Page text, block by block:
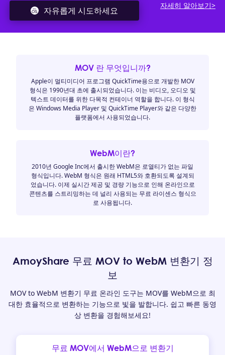
자유롭게 시도하세요
자세히 알아보기>
MOV 란 무엇입니까?
Apple이 멀티미디어 프로그램 QuickTime용으로 개발한 MOV
형식은 1990년대 초에 출시되었습니다. 이는 비디오, 오디오 및
텍스트 데이터를 위한 다목적 컨테이너 역할을 합니다. 이 형식
은 Windows Media Player 및 QuickTime Player와 같은 다양한
플랫폼에서 사용되었습니다.
WebM이란?
2010년 Google Inc에서 출시한 WebM은 로열티가 없는 파일
형식입니다. WebM 형식은 원래 HTML5와 호환되도록 설계되
었습니다. 이제 실시간 제공 및 경량 기능으로 인해 온라인으로
콘텐츠를 스트리밍하는 데 널리 사용되는 무료 라이센스 형식으
로 사용됩니다.
AmoyShare 무료 MOV to WebM 변환기 정
보
MOV to WebM 변환기 무료 온라인 도구는 MOV를 WebM으로 최
대한 효율적으로 변환하는 기능으로 빛을 발합니다. 쉽고 빠른 동영
상 변환을 경험해보세요!
무료 MOV에서 WebM으로 변환기